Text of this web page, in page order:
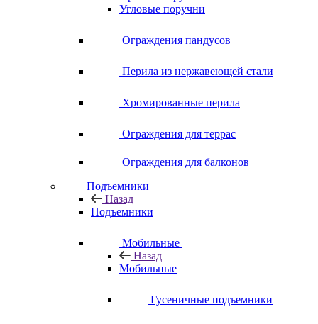
Угловые поручни
Ограждения пандусов
Перила из нержавеющей стали
Хромированные перила
Ограждения для террас
Ограждения для балконов
Подъемники
Назад
Подъемники
Мобильные
Назад
Мобильные
Гусеничные подъемники